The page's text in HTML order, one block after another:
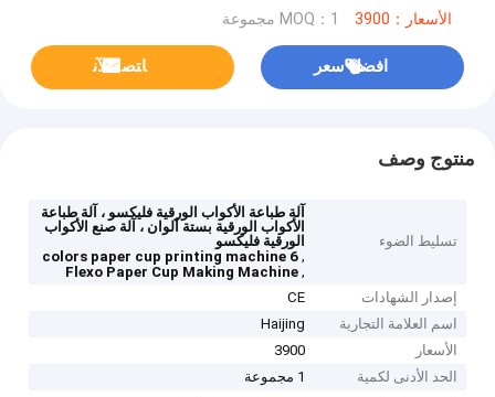
الأسعار：3900 MOQ：1 مجموعة
افضل سعر ﺎﺘﺼﻟ ﺍﻶﻧ
منتوج وصف
تسليط الضوء
آلة طباعة الأكواب الورقية فليكسو ، آلة طباعة
الأكواب الورقية بستة ألوان ، آلة صنع الأكواب
الورقية فليكسو
,
6 colors paper cup printing machine
,
Flexo Paper Cup Making Machine
إصدار الشهادات
CE
اسم العلامة التجارية
Haijing
الأسعار
3900
الحد الأدنى لكمية
1 مجموعة